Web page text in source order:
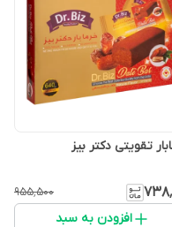
تقویتی دکتر بیز
۹۵۵٬۵۰۰
افزودن به سبد